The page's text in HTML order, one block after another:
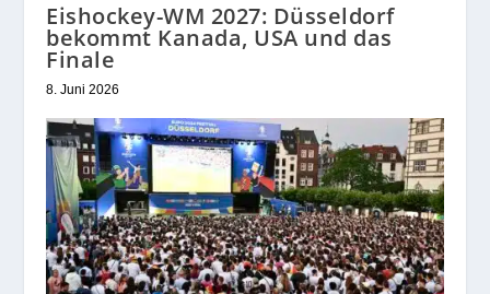
Eishockey-WM 2027: Düsseldorf
bekommt Kanada, USA und das
Finale
8. Juni 2026